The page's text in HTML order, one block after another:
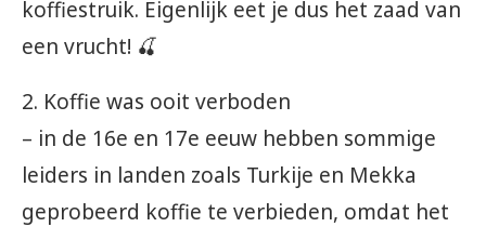
koffiestruik. Eigenlijk eet je dus het zaad van
een vrucht! 🍒
2. Koffie was ooit verboden
– in de 16e en 17e eeuw hebben sommige
leiders in landen zoals Turkije en Mekka
geprobeerd koffie te verbieden, omdat het